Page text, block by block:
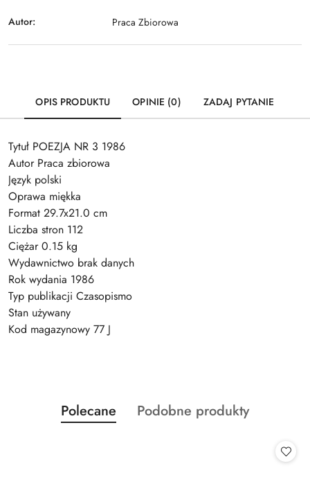
Autor: Praca Zbiorowa
OPIS PRODUKTU OPINIE (0) ZADAJ PYTANIE
Tytuł POEZJA NR 3 1986
Autor Praca zbiorowa
Język polski
Oprawa miękka
Format 29.7x21.0 cm
Liczba stron 112
Ciężar 0.15 kg
Wydawnictwo brak danych
Rok wydania 1986
Typ publikacji Czasopismo
Stan używany
Kod magazynowy 77 J
Pomiń karuzelę produktów
Produkty
o
Polecane
Produkty
Podobne produkty